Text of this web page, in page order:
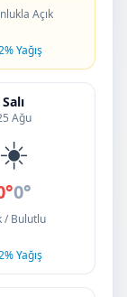
Açık
Yağış
Salı
Ağu
☀️
0°
/ Bulutlu
Yağış